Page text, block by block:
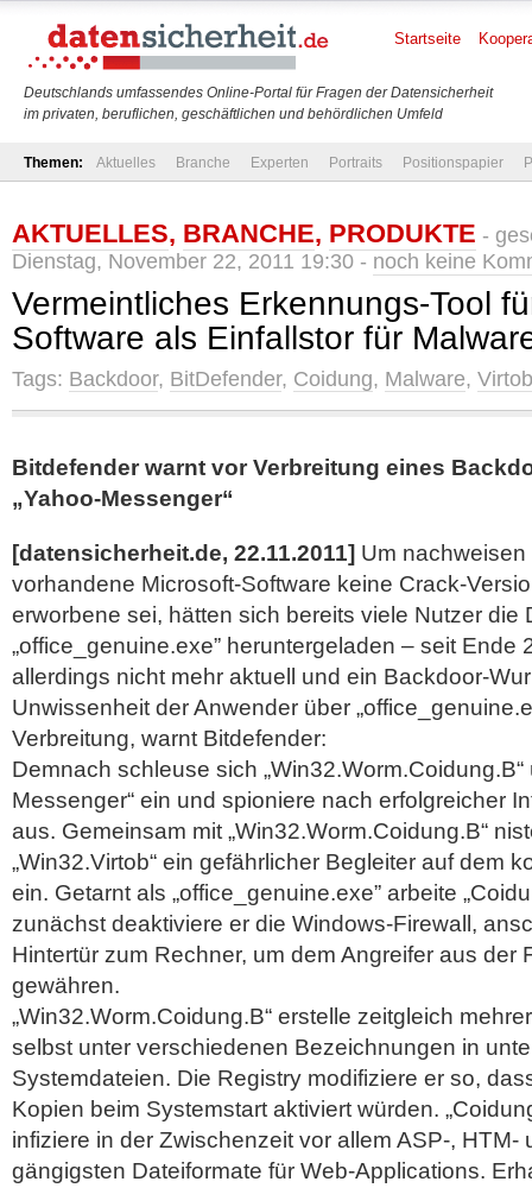
Deutschlands umfassendes Online-Portal für Fragen der Datensicherheit
im privaten, beruflichen, geschäftlichen und behördlichen Umfeld
Startseite
Themen: Aktuelles Branche Experten Portraits Positionspapier
AKTUELLES, BRANCHE, PRODUKTE -
Dienstag, November 22, 2011 19:30 - noch keine
Vermeintliches Erkennungs-Tool
Software als Einfallstor für
Tags: Backdoor, BitDefender, Coidung, Malware, Virtob
Bitdefender warnt vor Verbreitung eines
„Yahoo-Messenger“
[datensicherheit.de, 22.11.2011] Um
vorhandene Microsoft-Software keine Crack-
erworbene sei, hätten sich bereits viele Nutzer die
„office_genuine.exe” heruntergeladen – seit Ende
allerdings nicht mehr aktuell und ein Backdoor-
Unwissenheit der Anwender über
Verbreitung, warnt Bitdefender:
Demnach schleuse sich „Win32.Worm.Coidung.B“
Messenger“ ein und spioniere nach erfolgreicher
aus. Gemeinsam mit „Win32.Worm.Coidung.B“
„Win32.Virtob“ ein gefährlicher Begleiter auf dem
ein. Getarnt als „office_genuine.exe” arbeite
zunächst deaktiviere er die Windows-Firewall,
Hintertür zum Rechner, um dem Angreifer aus der
gewähren.
„Win32.Worm.Coidung.B“ erstelle zeitgleich
selbst unter verschiedenen Bezeichnungen in
Systemdateien. Die Registry modifiziere er so,
Kopien beim Systemstart aktiviert würden.
infiziere in der Zwischenzeit vor allem ASP-, HTM-
gängigsten Dateiformate für Web-Applications.